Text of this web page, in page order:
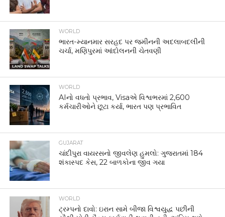
WORLD
ભારત-મ્યાનમાર સરહદ પર જમીનની અદલાબદલીની
ચર્ચા, મણિપુરમાં આંદોલનની ચેતવણી
WORLD
AIનો વધતો પ્રભાવ, Visaએ વિશ્વભરમાં 2,600
કર્મચારીઓને છૂટા કર્યા, ભારત પણ પ્રભાવિત
GUJARAT
ચાંદીપુરા વાયરસનો જીવલેણ હુમલો: ગુજરાતમાં 184
શંકાસ્પદ કેસ, 22 બાળકોના જીવ ગયા
WORLD
ટ્રમ્પનો દાવો: ઇરાન સામે બીજા વિશ્વયુદ્ધ પછીની